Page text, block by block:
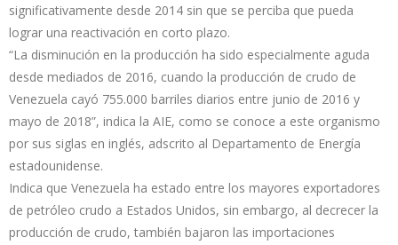
significativamente desde 2014 sin que se perciba que pueda
lograr una reactivación en corto plazo.
“La disminución en la producción ha sido especialmente aguda
desde mediados de 2016, cuando la producción de crudo de
Venezuela cayó 755.000 barriles diarios entre junio de 2016 y
mayo de 2018”, indica la AIE, como se conoce a este organismo
por sus siglas en inglés, adscrito al Departamento de Energía
estadounidense.
Indica que Venezuela ha estado entre los mayores exportadores
de petróleo crudo a Estados Unidos, sin embargo, al decrecer la
producción de crudo, también bajaron las importaciones